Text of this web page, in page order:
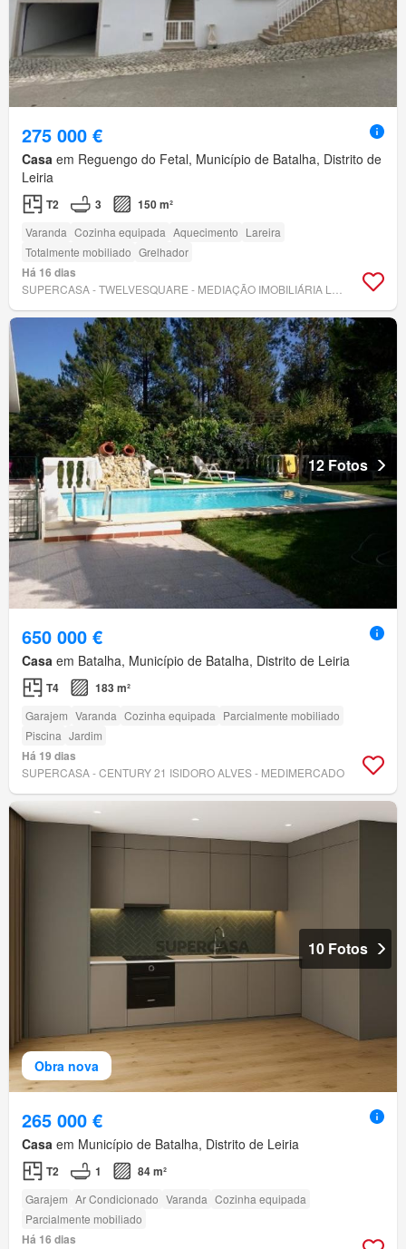
275 000 €
Casa em Reguengo do Fetal, Município de Batalha, Distrito de
Leiria
T2 3 150 m²
Varanda Cozinha equipada Aquecimento Lareira
Totalmente mobiliado Grelhador
Há 16 dias
12 Fotos
650 000 €
Casa em Batalha, Município de Batalha, Distrito de Leiria
T4 183 m²
Garajem Varanda Cozinha equipada Parcialmente mobiliado
Piscina Jardim
Há 19 dias
SUPERCASA - CENTURY 21 ISIDORO ALVES - MEDIMERCADO
Obra nova
10 Fotos
265 000 €
Casa em Município de Batalha, Distrito de Leiria
T2 1 84 m²
Garajem Ar Condicionado Varanda Cozinha equipada
Parcialmente mobiliado
Há 16 dias